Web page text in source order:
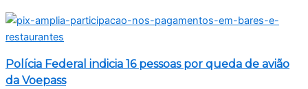
Polícia Federal indicia 16 pessoas por queda de avião
da Voepass